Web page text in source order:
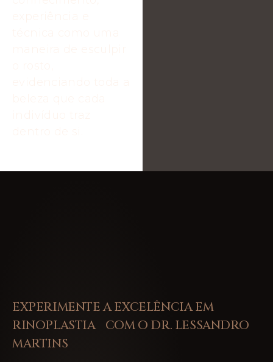
EXPERIMENTE A EXCELÊNCIA EM
RINOPLASTIA COM O DR. LESSANDRO
MARTINS